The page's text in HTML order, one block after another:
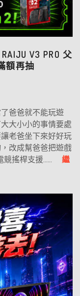
V3 PRO 父
額再抽
爸爸就不能玩遊
大小小的事情要處
老爸坐下來好好玩
改成幫爸爸把遊戲
競搖桿支援...... 繼